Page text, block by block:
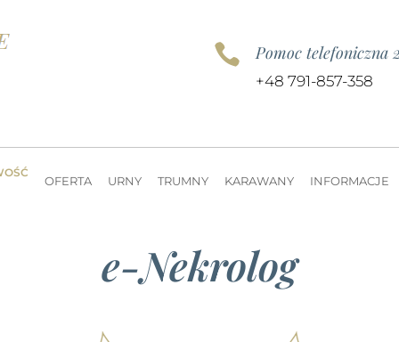
 Pomoc telefoniczna
+48 791-857-358
OFERTA URNY TRUMNY KARAWANY INFORMACJE
e-Nekrolog